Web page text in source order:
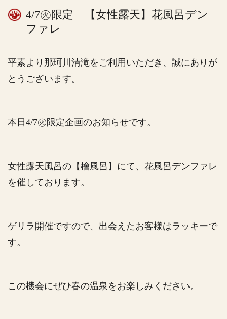
4/7㊋限定 【女性露天】花風呂デン
ファレ
平素より那珂川清滝をご利用いただき、誠にありが
とうございます。
本日4/7㊋限定企画のお知らせです。
女性露天風呂の【檜風呂】にて、花風呂デンファレ
を催しております。
ゲリラ開催ですので、出会えたお客様はラッキーで
す。
この機会にぜひ春の温泉をお楽しみください。